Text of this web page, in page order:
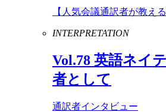
【人気会議通訳者が教え
INTERPRETATION
Vol.78 英語ネイ
者として
通訳者インタビュー